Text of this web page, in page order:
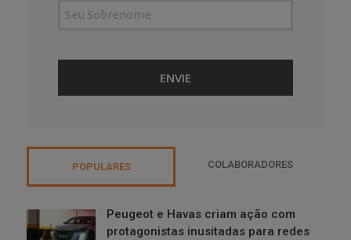
POPULARES COLABORADORES
Peugeot e Havas criam ação com
protagonistas inusitadas para redes